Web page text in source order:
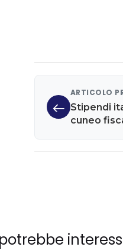
ARTICOLO
Stipendi
cuneo